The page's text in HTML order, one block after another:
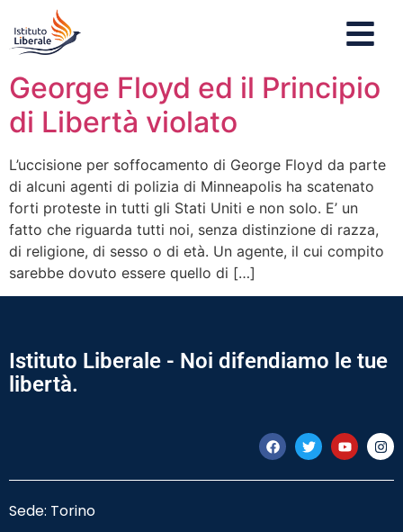
George Floyd ed il Principio
di Libertà violato
L’uccisione per soffocamento di George Floyd da parte
di alcuni agenti di polizia di Minneapolis ha scatenato
forti proteste in tutti gli Stati Uniti e non solo. E’ un
fatto che riguarda tutti noi, senza distinzione di razza,
di religione, di sesso o di età. Un agente, il cui compito
sarebbe dovuto essere quello di […]
Istituto Liberale - Noi difendiamo le tue
libertà.
Sede: Torino